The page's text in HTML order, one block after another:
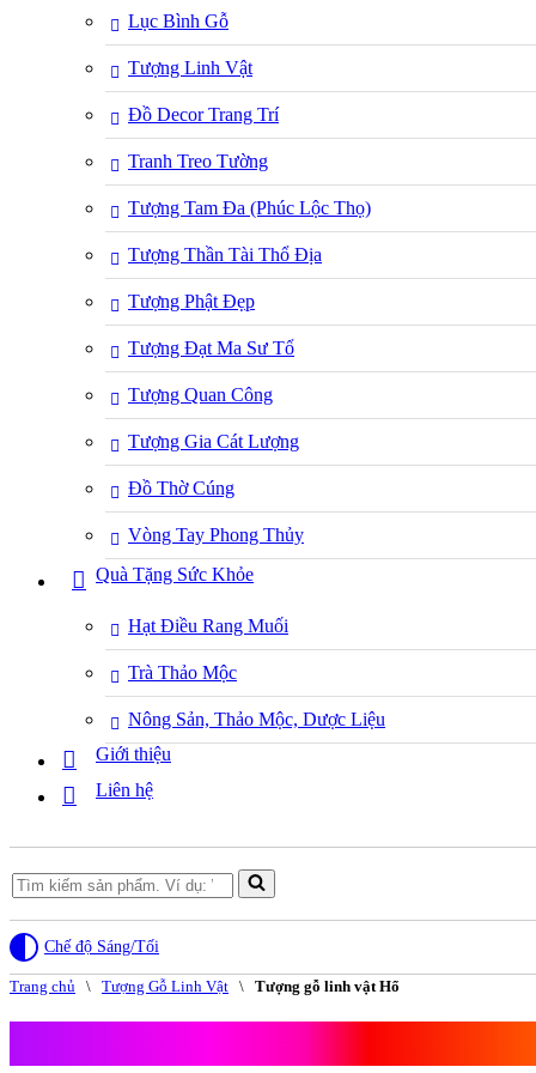
Lục Bình Gỗ
Tượng Linh Vật
Đồ Decor Trang Trí
Tranh Treo Tường
Tượng Tam Đa (Phúc Lộc Thọ)
Tượng Thần Tài Thổ Địa
Tượng Phật Đẹp
Tượng Đạt Ma Sư Tổ
Tượng Quan Công
Tượng Gia Cát Lượng
Đồ Thờ Cúng
Vòng Tay Phong Thủy
Quà Tặng Sức Khỏe
Hạt Điều Rang Muối
Trà Thảo Mộc
Nông Sản, Thảo Mộc, Dược Liệu
Giới thiệu
Liên hệ
Search
for...
Chế độ Sáng/Tối
Trang chủ \ Tượng Gỗ Linh Vật \ Tượng gỗ linh vật Hổ